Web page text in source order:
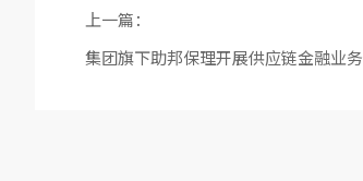
上一篇：
集团旗下助邦保理开展供应链金融业务